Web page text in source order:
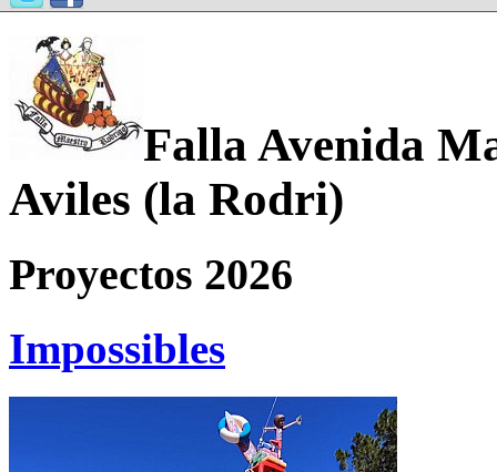
Falla Avenida
Aviles (la Rodri)
Proyectos 2026
Impossibles